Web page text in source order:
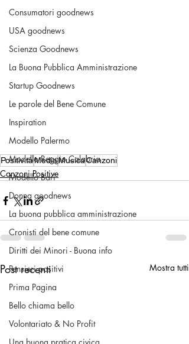
Consumatori goodnews
USA goodnews
Scienza Goodnews
La Buona Pubblica Amministrazione
Startup Goodnews
Le parole del Bene Comune
Inspiration
Modello Palermo
Modello Reggio Calabria
Modello Bari
Donna goodnews
La buona pubblica amministrazione
Cronisti del bene comune
Diritti dei Minori - Buona info
Pensieri positivi
Prima Pagina
Bello chiama bello
Volontariato & No Profit
PositivitàMediaMusicaCanzoni
Canzoni Positive
Post recenti Mostra tutti